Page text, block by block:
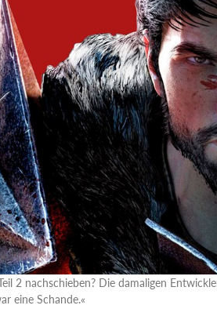
2 nachschieben? Die damaligen
eine Schande.«